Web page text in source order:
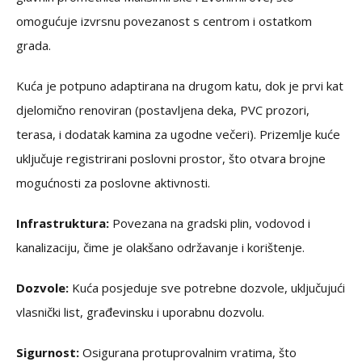
omogućuje izvrsnu povezanost s centrom i ostatkom
grada.
Kuća je potpuno adaptirana na drugom katu, dok je prvi kat
djelomično renoviran (postavljena deka, PVC prozori,
terasa, i dodatak kamina za ugodne večeri). Prizemlje kuće
uključuje registrirani poslovni prostor, što otvara brojne
mogućnosti za poslovne aktivnosti.
Infrastruktura: Povezana na gradski plin, vodovod i
kanalizaciju, čime je olakšano održavanje i korištenje.
Dozvole: Kuća posjeduje sve potrebne dozvole, uključujući
vlasnički list, građevinsku i uporabnu dozvolu.
Sigurnost: Osigurana protuprovalnim vratima, što